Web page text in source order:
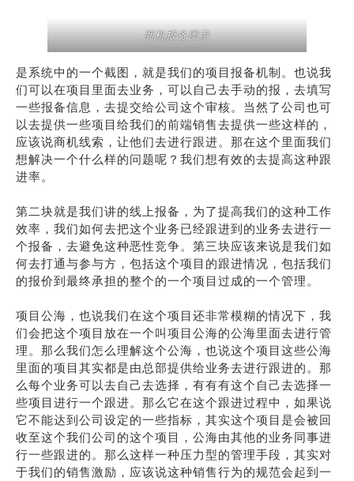
商机报备图示
是系统中的一个截图，就是我们的项目报备机制。也说我
们可以在项目里面去业务，可以自己去手动的报，去填写
一些报备信息，去提交给公司这个审核。当然了公司也可
以去提供一些项目给我们的前端销售去提供一些这样的，
应该说商机线索，让他们去进行跟进。那在这个里面我们
想解决一个什么样的问题呢？我们想有效的去提高这种跟
进率。
第二块就是我们讲的线上报备，为了提高我们的这种工作
效率，我们如何去把这个业务已经跟进到的业务去进行一
个报备，去避免这种恶性竞争。第三块应该来说是我们如
何去打通与参与方，包括这个项目的跟进情况，包括我们
的报价到最终承担的整个的一个项目过成的一个管理。
项目公海，也说我们在这个项目还非常模糊的情况下，我
们会把这个项目放在一个叫项目公海的公海里面去进行管
理。那么我们怎么理解这个公海，也说这个项目这些公海
里面的项目其实都是由总部提供给业务去进行跟进的。那
么每个业务可以去自己去选择，有有有这个自己去选择一
些项目进行一个跟进。那么它在这个跟进过程中，如果说
它不能达到公司设定的一些指标，其实这个项目是会被回
收至这个我们公司的这个项目，公海由其他的业务同事进
行一些跟进的。那么这样一种压力型的管理手段，其实对
于我们的销售激励，应该说这种销售行为的规范会起到一